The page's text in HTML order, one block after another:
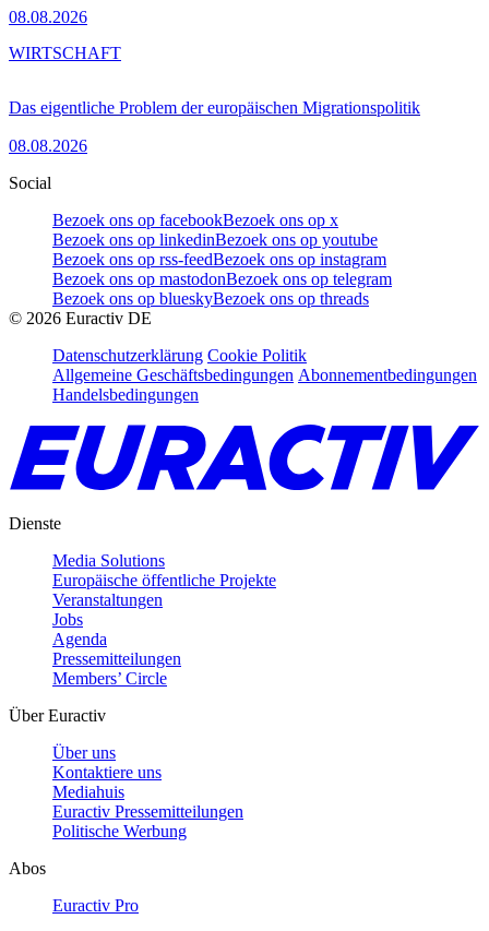
08.08.2026
Das eigentliche Problem der europäischen Migrationspolitik
08.08.2026
WIRTSCHAFT
Social
Bezoek ons op facebookBezoek ons op x
Bezoek ons op linkedinBezoek ons op youtube
Bezoek ons op rss-feedBezoek ons op instagram
Bezoek ons op mastodonBezoek ons op telegram
Bezoek ons op blueskyBezoek ons op threads
© 2026 Euractiv DE
Datenschutzerklärung Cookie Politik
Allgemeine Geschäftsbedingungen Abonnementbedingungen
Handelsbedingungen
Dienste
Media Solutions
Europäische öffentliche Projekte
Veranstaltungen
Jobs
Agenda
Pressemitteilungen
Members’ Circle
Über Euractiv
Über uns
Kontaktiere uns
Mediahuis
Euractiv Pressemitteilungen
Politische Werbung
Abos
Euractiv Pro